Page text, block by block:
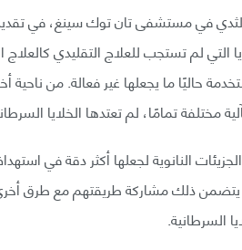
في مستشفى تان توك سينغ، في
التي لم تستجب للعلاج التقليدي كالعلاج
حاليًا ما يجعلها غير فعالة. من ناحية
تمامًا، لم تعتدها الخلايا
النانوية لجعلها أكثر دقة في
يتضمن ذلك مشاركة طريقتهم مع طرق
السرطانية.